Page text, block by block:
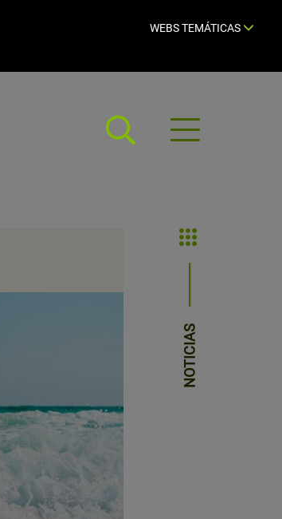
WEBS TEMÁTICAS
Abrir
menú
NOTICIAS